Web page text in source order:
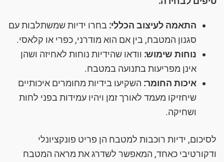
התאמה לעיצוב הכללי: בחרו ידיות שמשתלבות עם
סגנון המטבח, בין אם הוא מודרני, כפרי או קלאסי.
נוחות שימוש: וודאו שהידיות נוחות לאחיזה ושהן
אינן מפריעות בתנועה במטבח.
איכות החומר: השקיעו בידיות מחומרים איכותיים
שיחזיקו מעמד לאורך זמן ויהיו עמידות בפני לחות
ושחיקה.
לסיכום, ידיות רוכבות למטבח הן פריט פונקציונלי
ודקורטיבי כאחד, המאפשר לשדרג את מראה המטבח